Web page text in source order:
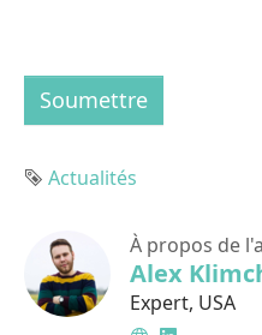
Soumettre
Étiquette
Actualités
À propos de
Alex
Expert, USA